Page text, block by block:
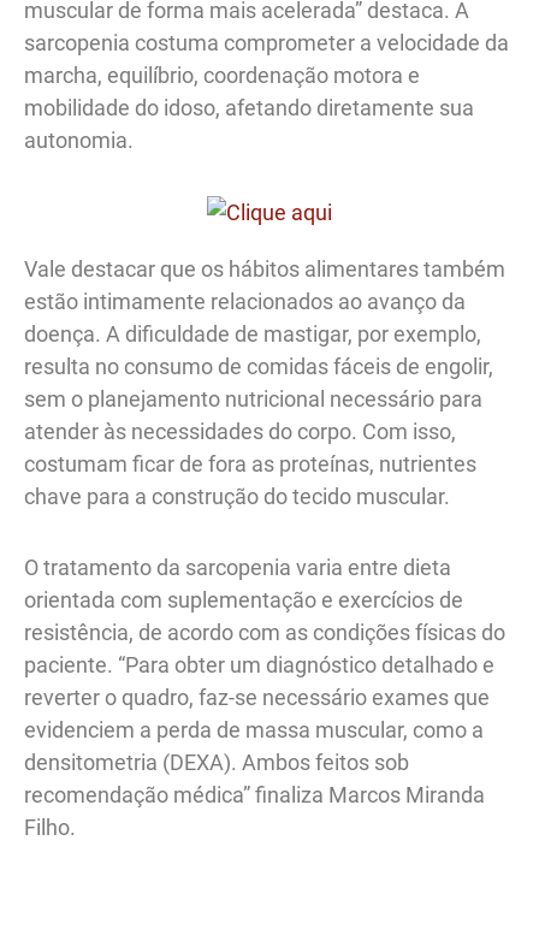
muscular de forma mais acelerada” destaca. A
sarcopenia costuma comprometer a velocidade da
marcha, equilíbrio, coordenação motora e
mobilidade do idoso, afetando diretamente sua
autonomia.
Vale destacar que os hábitos alimentares também
estão intimamente relacionados ao avanço da
doença. A dificuldade de mastigar, por exemplo,
resulta no consumo de comidas fáceis de engolir,
sem o planejamento nutricional necessário para
atender às necessidades do corpo. Com isso,
costumam ficar de fora as proteínas, nutrientes
chave para a construção do tecido muscular.
O tratamento da sarcopenia varia entre dieta
orientada com suplementação e exercícios de
resistência, de acordo com as condições físicas do
paciente. “Para obter um diagnóstico detalhado e
reverter o quadro, faz-se necessário exames que
evidenciem a perda de massa muscular, como a
densitometria (DEXA). Ambos feitos sob
recomendação médica” finaliza Marcos Miranda
Filho.